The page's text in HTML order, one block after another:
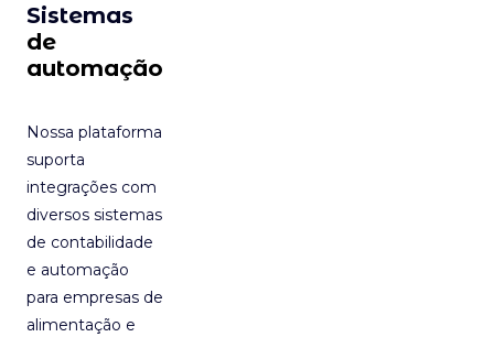
Sistemas
de
automação
Nossa plataforma
suporta
integrações com
diversos sistemas
de contabilidade
e automação
para empresas de
alimentação e